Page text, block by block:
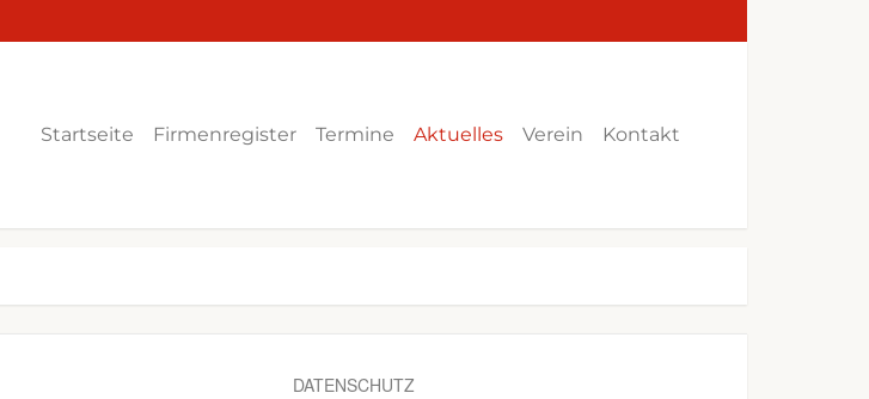
Startseite Firmenregister Termine Aktuelles Verein Kontakt
DATENSCHUTZ